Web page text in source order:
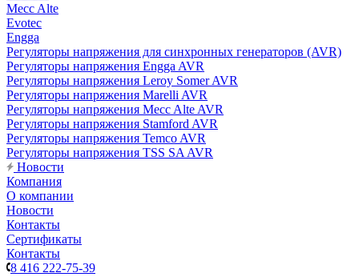
Mecc Alte
Evotec
Engga
Регуляторы напряжения для синхронных генераторов (AVR)
Регуляторы напряжения Engga AVR
Регуляторы напряжения Leroy Somer AVR
Регуляторы напряжения Marelli AVR
Регуляторы напряжения Mecc Alte AVR
Регуляторы напряжения Stamford AVR
Регуляторы напряжения Temco AVR
Регуляторы напряжения TSS SA AVR
Новости
Компания
О компании
Новости
Контакты
Сертификаты
Контакты
8 416 222-75-39